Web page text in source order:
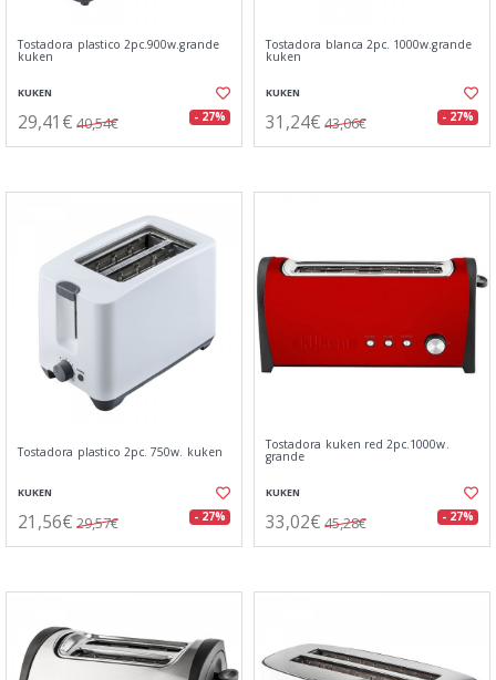
Tostadora plastico 2pc.900w.grande
kuken
KUKEN
29,41€ 40,54€ - 27%
Tostadora blanca 2pc. 1000w.grande
kuken
KUKEN
31,24€ 43,06€ - 27%
Tostadora plastico 2pc. 750w. kuken
KUKEN
21,56€ 29,57€ - 27%
Tostadora kuken red 2pc.1000w.
grande
KUKEN
33,02€ 45,28€ - 27%